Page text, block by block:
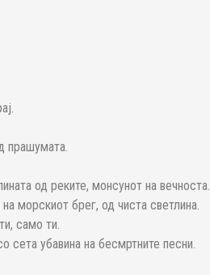
прашумата.
од реките, монсунот на вечноста.
морскиот брег, од чиста светлина.
само ти.
сета убавина на бесмртните песни.